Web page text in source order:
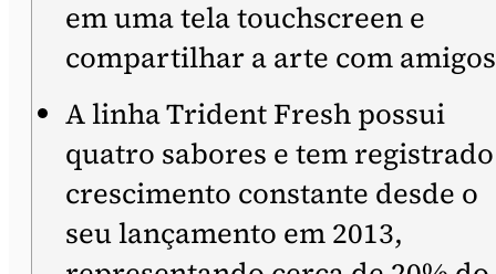
em uma tela touchscreen e
compartilhar a arte com
A linha Trident Fresh possui
quatro sabores e tem registrado
crescimento constante desde o
seu lançamento em 2013,